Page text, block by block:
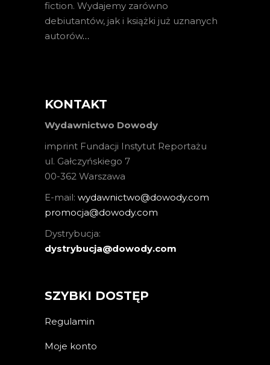
fiction. Wydajemy zarówno
debiutantów, jak i książki już uznanych
autorów…
KONTAKT
Wydawnictwo Dowody
imprint Fundacji Instytut Reportażu
ul. Gałczyńskiego 7
00-362 Warszawa
E-mail: wydawnictwo@dowody.com
promocja@dowody.com
Dystrybucja:
dystrybucja@dowody.com
SZYBKI DOSTĘP
Regulamin
Moje konto